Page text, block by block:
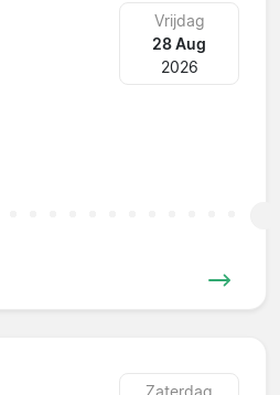
Vrijdag
28 Aug
2026
Zaterdag